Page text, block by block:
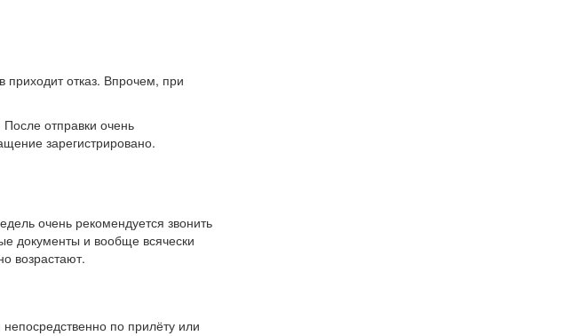
приходит отказ. Впрочем, при
отправки очень
зарегистрировано.
очень рекомендуется звонить
документы и вообще всячески
возрастают.
по прилёту или